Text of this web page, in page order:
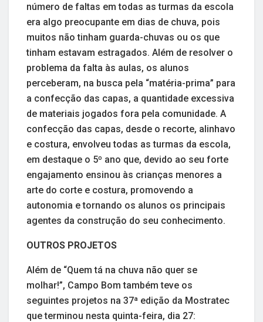
número de faltas em todas as turmas da escola
era algo preocupante em dias de chuva, pois
muitos não tinham guarda-chuvas ou os que
tinham estavam estragados. Além de resolver o
problema da falta às aulas, os alunos
perceberam, na busca pela “matéria-prima” para
a confecção das capas, a quantidade excessiva
de materiais jogados fora pela comunidade. A
confecção das capas, desde o recorte, alinhavo
e costura, envolveu todas as turmas da escola,
em destaque o 5º ano que, devido ao seu forte
engajamento ensinou às crianças menores a
arte do corte e costura, promovendo a
autonomia e tornando os alunos os principais
agentes da construção do seu conhecimento.
OUTROS PROJETOS
Além de “Quem tá na chuva não quer se
molhar!”, Campo Bom também teve os
seguintes projetos na 37ª edição da Mostratec
que terminou nesta quinta-feira, dia 27: